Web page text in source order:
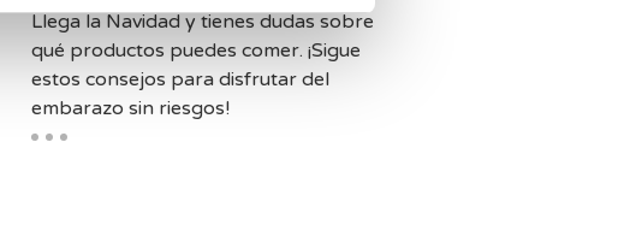
Llega la Navidad y tienes dudas sobre
qué productos puedes comer. ¡Sigue
estos consejos para disfrutar del
embarazo sin riesgos!